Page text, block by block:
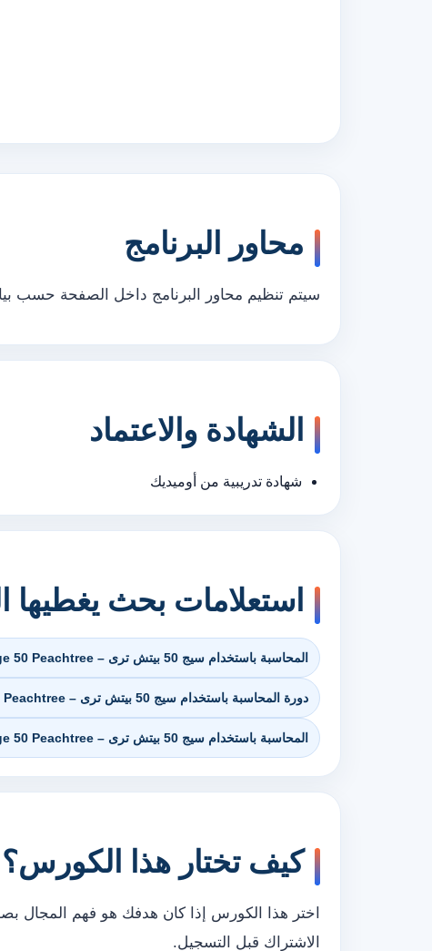
محاور البرنامج
سيتم تنظيم محاور البرنامج داخل الصفحة حسب
الشهادة والاعتماد
شهادة تدريبية من أوميديك
استعلامات بحث
المحاسبة باستخدام سيج 50 بيتش ترى – Sage 50 Peachtree في السعودية
دورة المحاسبة باستخدام سيج 50 بيتش ترى – Sage 50 Peachtree في السعودية
المحاسبة باستخدام سيج 50 بيتش ترى – Sage 50 Peachtree في السعودية أوميديك
كيف تختار هذا الكورس؟
اختر هذا الكورس إذا كان هدفك هو فهم المجال
الاشتراك قبل التسجيل.